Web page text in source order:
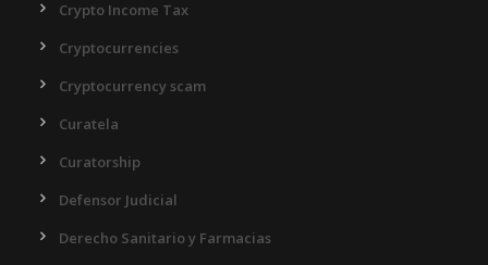
Crypto Income Tax
Cryptocurrencies
Cryptocurrency scam
Curatela
Curatorship
Defensor Judicial
Derecho Sanitario y Farmacias